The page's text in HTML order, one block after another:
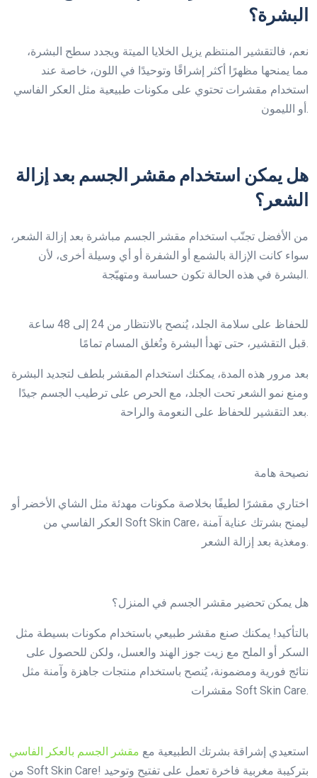
البشرة؟
نعم، فالتقشير المنتظم يزيل الخلايا الميتة ويجدد سطح البشرة،
مما يمنحها مظهرًا أكثر إشراقًا وتوحيدًا في اللون، خاصة عند
استخدام مقشرات تحتوي على مكونات طبيعية مثل العكر الفاسي
أو الليمون.
هل يمكن استخدام مقشر الجسم بعد إزالة
الشعر؟
من الأفضل تجنّب استخدام مقشر الجسم مباشرة بعد إزالة الشعر،
سواء كانت الإزالة بالشمع أو الشفرة أو أي وسيلة أخرى، لأن
البشرة في هذه الحالة تكون حساسة ومتهيّجة.
للحفاظ على سلامة الجلد، يُنصح بالانتظار من 24 إلى 48 ساعة
قبل التقشير، حتى تهدأ البشرة وتُغلق المسام تمامًا.
بعد مرور هذه المدة، يمكنك استخدام المقشر بلطف لتجديد البشرة
ومنع نمو الشعر تحت الجلد، مع الحرص على ترطيب الجسم جيدًا
بعد التقشير للحفاظ على النعومة والراحة.
نصيحة هامة
اختاري مقشرًا لطيفًا بخلاصة مكونات مهدئة مثل الشاي الأخضر أو
العكر الفاسي من Soft Skin Care، ليمنح بشرتك عناية آمنة
ومغذية بعد إزالة الشعر.
هل يمكن تحضير مقشر الجسم في المنزل؟
بالتأكيد! يمكنك صنع مقشر طبيعي باستخدام مكونات بسيطة مثل
السكر أو الملح مع زيت جوز الهند والعسل، ولكن للحصول على
نتائج فورية ومضمونة، يُنصح باستخدام منتجات جاهزة وآمنة مثل
مقشرات Soft Skin Care.
استعيدي إشراقة بشرتك الطبيعية مع مقشر الجسم بالعكر الفاسي
من Soft Skin Care! بتركيبة مغربية فاخرة تعمل على تفتيح وتوحيد